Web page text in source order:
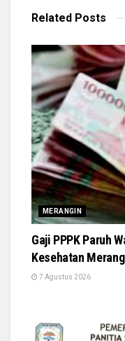
Related Posts
MERANGIN
Gaji PPPK Paruh
Kesehatan
7 Agustus 2026